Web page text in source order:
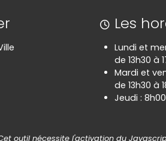
Les
Lundi et
de 13h30 à
Mardi et
de 13h30 à
Jeudi :
outil nécessite l'activation du